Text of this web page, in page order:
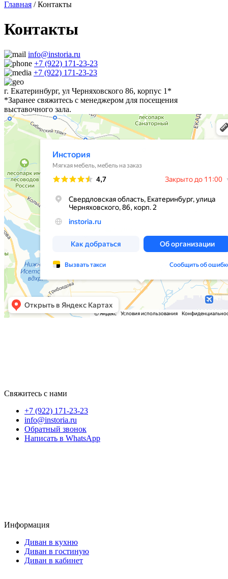
Главная / Контакты
Контакты
info@instoria.ru
+7 (922) 171-23-23
+7 (922) 171-23-23
г. Екатеринбург, ул Черняховского 86, корпус 1*
*Заранее свяжитесь с менеджером для посещения
выставочного зала.
Свяжитесь с нами
+7 (922) 171-23-23
info@instoria.ru
Обратный звонок
Написать в WhatsApp
Информация
Диван в кухню
Диван в гостиную
Диван в кабинет